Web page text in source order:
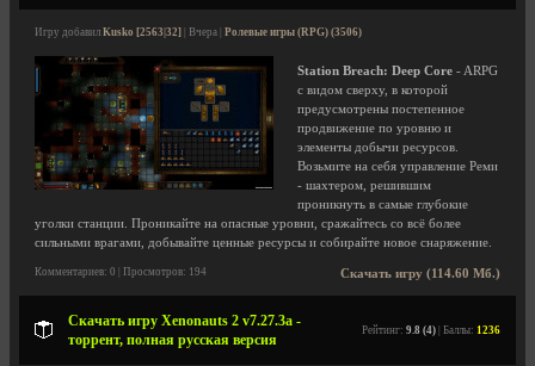
Игру добавил Kusko [2563|32] | Вчера | Ролевые игры (RPG) (3506)
Station Breach: Deep Core - ARPG
с видом сверху, в которой
предусмотрены постепенное
продвижение по уровню и
элементы добычи ресурсов.
Возьмите на себя управление Реми
- шахтером, решившим
проникнуть в самые глубокие
уголки станции. Проникайте на опасные уровни, сражайтесь со всё более
сильными врагами, добывайте ценные ресурсы и собирайте новое снаряжение.
Скачать игру (114.60 Мб.)
Комментариев: 0 | Просмотров: 194
Скачать игру Xenonauts 2 v7.27.3a -
торрент, полная русская версия
Рейтинг: 9.8 (4) | Баллы: 1236